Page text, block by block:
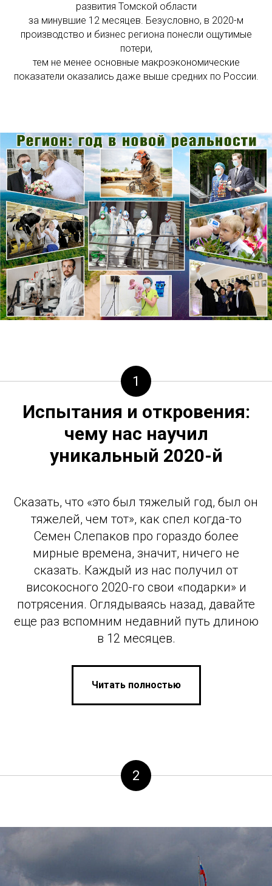
развития Томской области
за минувшие 12 месяцев. Безусловно, в 2020-м
производство и бизнес региона понесли ощутимые
потери,
тем не менее основные макроэкономические
показатели оказались даже выше средних по России.
1
Испытания и откровения:
чему нас научил
уникальный 2020­-й
Сказать, что «это был тяжелый год, был он
тяжелей, чем тот», как спел когда-­то
Семен Слепаков про гораздо более
мирные времена, ­значит, ничего не
сказать. Каждый из нас получил от
високосного 2020­-го свои «подарки» и
потрясения. Оглядываясь назад, давайте
еще раз вспомним недавний путь длиною
в 12 месяцев.
Читать полностью
2